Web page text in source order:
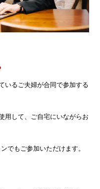
いるご夫婦が合同で参加する
用して、ご自宅にいながらお
でもご参加いただけます。